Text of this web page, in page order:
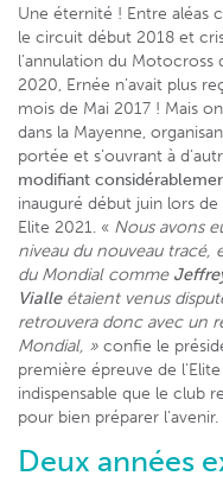
Une éternité ! Entre aléas
le circuit début 2018 et
l’annulation du
2020, Ernée n’avait plus
mois de Mai 2017 ! Mais
dans la Mayenne,
portée et s’ouvrant à
modifiant
inauguré début juin lors
Elite 2021. « Nous avons
niveau du nouveau tracé,
du Mondial comme
Vialleétaient venus
retrouvera donc avec un
Mondial, » confie le
première épreuve de
indispensable que le club
pour bien préparer l’avenir.
Deux années